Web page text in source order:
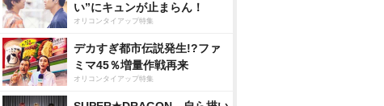
い”にキュンが止まらん！
オリコンタイアップ特集
デカすぎ都市伝説発生!?ファ
ミマ45％増量作戦再来
オリコンタイアップ特集